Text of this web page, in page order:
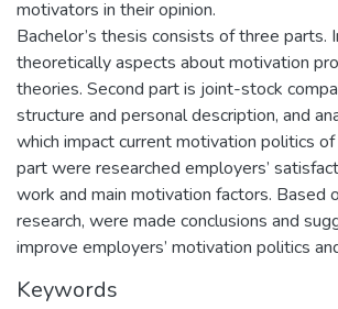
motivators in their opinion.
Bachelor’s thesis consists of three parts.
theoretically aspects about motivation
theories. Second part is joint-stock
structure and personal description, and
which impact current motivation politics of
part were researched employers’
work and main motivation factors. Based
research, were made conclusions and
improve employers’ motivation politics
Keywords